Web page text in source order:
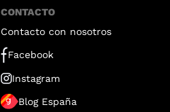
CONTACTO
Contacto con nosotros
Facebook
Instagram
Blog España